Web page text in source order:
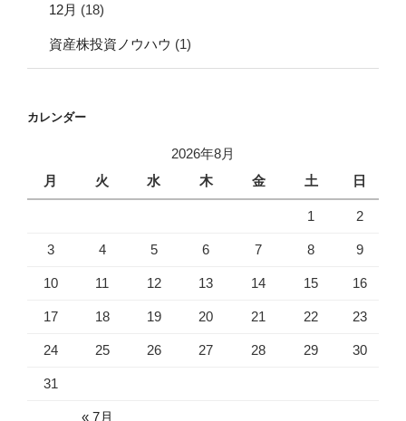
12月 (18)
資産株投資ノウハウ (1)
カレンダー
2026年8月
月
火 水 木 金 土 日
1 2
3 4 5 6 7 8 9
10 11 12 13 14 15 16
17 18 19 20 21 22 23
24 25 26 27 28 29 30
31
« 7月